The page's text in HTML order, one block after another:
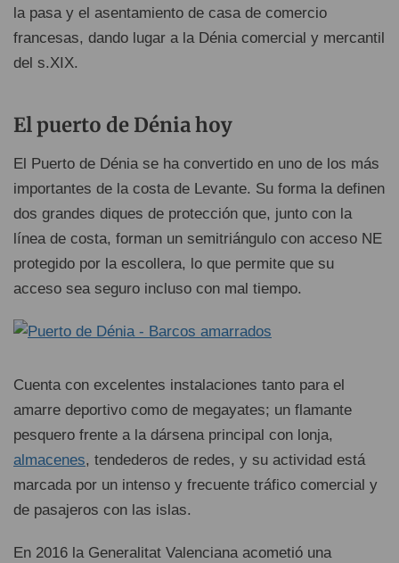
la pasa y el asentamiento de casa de comercio
francesas, dando lugar a la Dénia comercial y mercantil
del s.XIX.
El puerto de Dénia hoy
El Puerto de Dénia se ha convertido en uno de los más
importantes de la costa de Levante. Su forma la definen
dos grandes diques de protección que, junto con la
línea de costa, forman un semitriángulo con acceso NE
protegido por la escollera, lo que permite que su
acceso sea seguro incluso con mal tiempo.
Cuenta con excelentes instalaciones tanto para el
amarre deportivo como de megayates; un flamante
pesquero frente a la dársena principal con lonja,
almacenes, tendederos de redes, y su actividad está
marcada por un intenso y frecuente tráfico comercial y
de pasajeros con las islas.
En 2016 la Generalitat Valenciana acometió una